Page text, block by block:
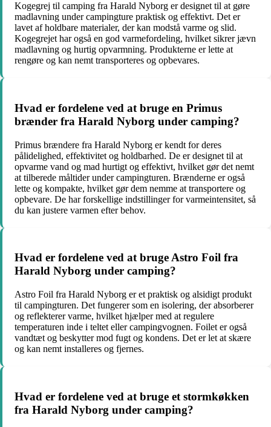
Kogegrej til camping fra Harald Nyborg er designet til at gøre
madlavning under campingture praktisk og effektivt. Det er
lavet af holdbare materialer, der kan modstå varme og slid.
Kogegrejet har også en god varmefordeling, hvilket sikrer jævn
madlavning og hurtig opvarmning. Produkterne er lette at
rengøre og kan nemt transporteres og opbevares.
Hvad er fordelene ved at bruge en Primus
brænder fra Harald Nyborg under camping?
Primus brændere fra Harald Nyborg er kendt for deres
pålidelighed, effektivitet og holdbarhed. De er designet til at
opvarme vand og mad hurtigt og effektivt, hvilket gør det nemt
at tilberede måltider under campingturen. Brænderne er også
lette og kompakte, hvilket gør dem nemme at transportere og
opbevare. De har forskellige indstillinger for varmeintensitet, så
du kan justere varmen efter behov.
Hvad er fordelene ved at bruge Astro Foil fra
Harald Nyborg under camping?
Astro Foil fra Harald Nyborg er et praktisk og alsidigt produkt
til campingturen. Det fungerer som en isolering, der absorberer
og reflekterer varme, hvilket hjælper med at regulere
temperaturen inde i teltet eller campingvognen. Foilet er også
vandtæt og beskytter mod fugt og kondens. Det er let at skære
og kan nemt installeres og fjernes.
Hvad er fordelene ved at bruge et stormkøkken
fra Harald Nyborg under camping?